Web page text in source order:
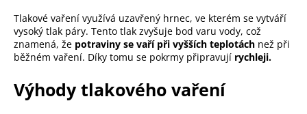
Tlakové vaření využívá uzavřený hrnec, ve kterém se vytváří
vysoký tlak páry. Tento tlak zvyšuje bod varu vody, což
znamená, že potraviny se vaří při vyšších teplotách než při
běžném vaření. Díky tomu se pokrmy připravují rychleji.
Výhody tlakového vaření